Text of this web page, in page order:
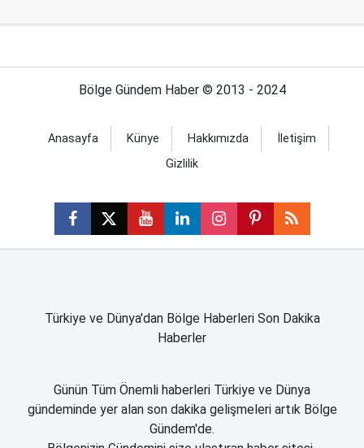
Bölge Gündem Haber © 2013 - 2024
Anasayfa Künye Hakkımızda
İletişim
Gizlilik
Türkiye ve Dünya'dan Bölge Haberleri Son Dakika
Haberler
Günün Tüm Önemli haberleri Türkiye ve Dünya
gündeminde yer alan son dakika gelişmeleri artık Bölge
Gündem'de.